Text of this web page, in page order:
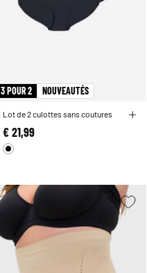
3 POUR 2 NOUVEAUTÉS
Lot de 2 culottes sans coutures
€ 21,99